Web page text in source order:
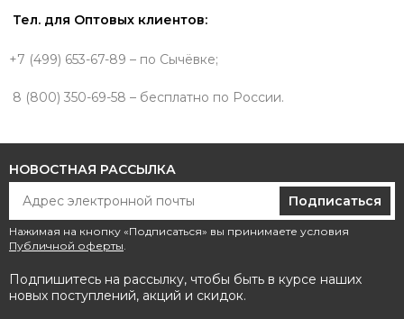
Тел. для Оптовых клиентов:
+7 (499) 653-67-89 – по Сычёвке;
8 (800) 350-69-58 – бесплатно по России.
НОВОСТНАЯ РАССЫЛКА
Подписаться
Нажимая на кнопку «Подписаться» вы принимаете условия
Публичной оферты.
Подпишитесь на рассылку, чтобы быть в курсе наших
новых поступлений, акций и скидок.